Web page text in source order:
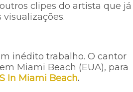
clipes do artista que já
inédito trabalho. O cantor
Miami Beach (EUA), para
In Miami Beach.